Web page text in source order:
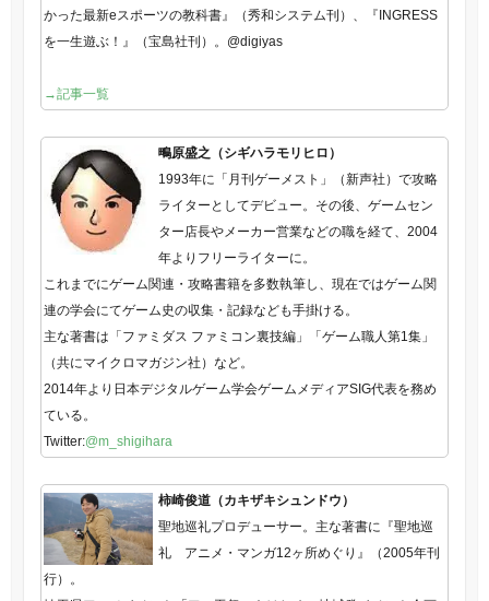
かった最新eスポーツの教科書』（秀和システム刊）、『INGRESS
を一生遊ぶ！』（宝島社刊）。@digiyas
→記事一覧
鴫原盛之（シギハラモリヒロ）
1993年に「月刊ゲーメスト」（新声社）で攻略
ライターとしてデビュー。その後、ゲームセン
ター店長やメーカー営業などの職を経て、2004
年よりフリーライターに。
これまでにゲーム関連・攻略書籍を多数執筆し、現在ではゲーム関
連の学会にてゲーム史の収集・記録なども手掛ける。
主な著書は「ファミダス ファミコン裏技編」「ゲーム職人第1集」
（共にマイクロマガジン社）など。
2014年より日本デジタルゲーム学会ゲームメディアSIG代表を務め
ている。
Twitter:@m_shigihara
柿崎俊道（カキザキシュンドウ）
聖地巡礼プロデューサー。主な著書に『聖地巡
礼 アニメ・マンガ12ヶ所めぐり』（2005年刊
行）。